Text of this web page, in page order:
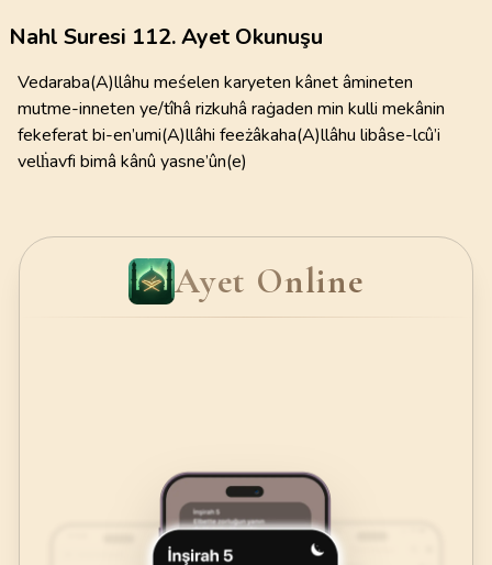
Nahl Suresi 112. Ayet Okunuşu
Vedaraba(A)llâhu meśelen karyeten kânet âmineten
mutme-inneten ye/tîhâ rizkuhâ raġaden min kulli mekânin
fekeferat bi-en’umi(A)llâhi feeżâkaha(A)llâhu libâse-lcû’i
velḣavfi bimâ kânû yasne’ûn(e)
Ayet Online